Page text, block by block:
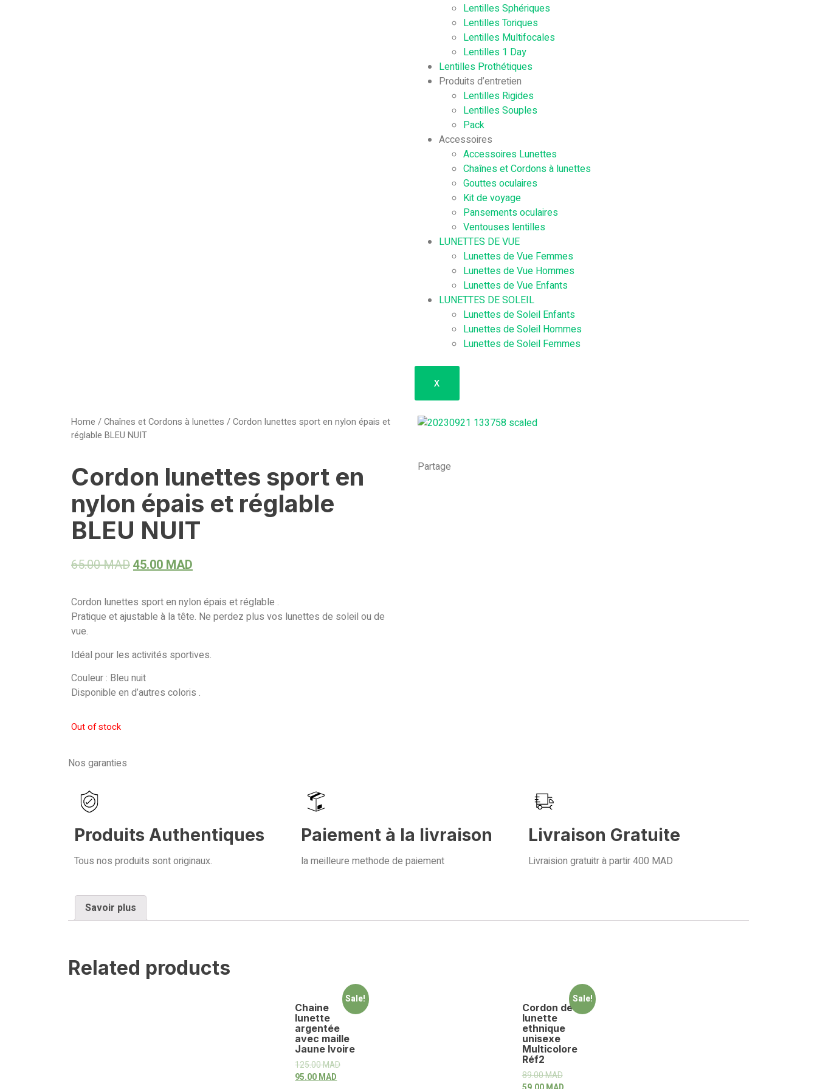
Lentilles Sphériques
Lentilles Toriques
Lentilles Multifocales
Lentilles 1 Day
Lentilles Prothétiques
Produits d’entretien
Lentilles Rigides
Lentilles Souples
Pack
Accessoires
Accessoires Lunettes
Chaînes et Cordons à lunettes
Gouttes oculaires
Kit de voyage
Pansements oculaires
Ventouses lentilles
LUNETTES DE VUE
Lunettes de Vue Femmes
Lunettes de Vue Hommes
Lunettes de Vue Enfants
LUNETTES DE SOLEIL
Lunettes de Soleil Enfants
Lunettes de Soleil Hommes
Lunettes de Soleil Femmes
X
Home /Chaînes et Cordons à lunettes / Cordon lunettes sport en nylon épais et
réglable BLEU NUIT
Cordon lunettes sport en
nylon épais et réglable
BLEU NUIT
65.00MAD45.00 MAD
Cordon lunettes sport en nylon épais et réglable .
Pratique et ajustable à la tête. Ne perdez plus vos lunettes de soleil ou de
vue.
Idéal pour les activités sportives.
Couleur : Bleu nuit
Disponible en d’autres coloris .
Out of stock
Partage
Nos garanties
Produits Authentiques
Tous nos produits sont originaux.
Paiement à la livraison
la meilleure methode de paiement
Livraison Gratuite
Livraision gratuitr à partir 400 MAD
Savoir plus
Related products
Sale!
Chaine
lunette
argentée
avec maille
Jaune Ivoire
125.00MAD
95.00MAD
Sale!
Cordon de
lunette
ethnique
unisexe
Multicolore
Réf2
89.00MAD